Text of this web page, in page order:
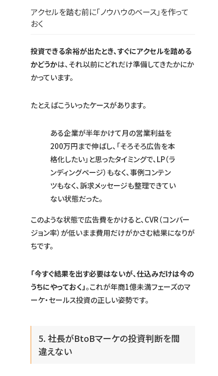
アクセルを踏む前に「ノウハウのベース」を作って
おく
投資できる余裕が出たとき、すぐにアクセルを踏める
かどうかは、それ以前にどれだけ準備してきたかにか
かっています。
たとえばこういったケースがあります。
ある企業が半年かけて月の営業利益を
200万円まで伸ばし、「そろそろ広告を本
格化したい」と思ったタイミングで、LP（ラ
ンディングページ）もなく、事例コンテン
ツもなく、訴求メッセージも整理できてい
ない状態だった。
このような状態で広告費をかけると、CVR（コンバー
ジョン率）が低いまま費用だけがかさむ結果になりが
ちです。
「今すぐ結果を出す必要はないが、仕込みだけは今の
うちにやっておく」。これが年商1億未満フェーズのマ
ーケ・セールス投資の正しい姿勢です。
5. 社長がBtoBマーケの投資判断を間
違えない